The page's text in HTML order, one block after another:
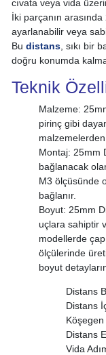
cıvata veya vida
İki parçanın
ayarlanabilir veya
Bu distans, sıkı bir
doğru konumda
Teknik
Malzeme:
pirinç gibi
malzemelerden
Montaj: 25mm
bağlanacak
M3 ölçüsünde
bağlanır.
Boyut: 25mm
uçlara sahiptir
modellerde
ölçülerinde
boyut
Distans
Distans
Vida